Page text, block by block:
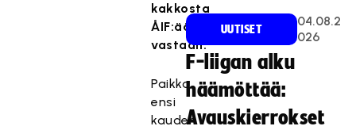
kakkosta
ÅIF:ää
vastaan.
Paikka
ensi
kauden
UUTISET
04.08.2
026
F-liigan alku
häämöttää:
Avauskierrokset